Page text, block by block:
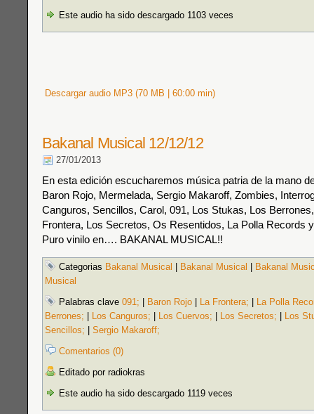
Este audio ha sido descargado 1103 veces
Descargar audio MP3 (70 MB | 60:00 min)
Bakanal Musical 12/12/12
27/01/2013
En esta edición escucharemos música patria de la mano
Baron Rojo, Mermelada, Sergio Makaroff, Zombies,
Canguros, Sencillos, Carol, 091, Los Stukas, Los
Frontera, Los Secretos, Os Resentidos, La Polla Records
Puro vinilo en…. BAKANAL MUSICAL!!
Categorias Bakanal Musical Bakanal Musical
Bakanal
Musical
Palabras clave 091; Baron Rojo La Frontera;
La Polla
Berrones;
Los Canguros; Los Cuervos; Los Secretos;
Los
Sencillos;
Sergio Makaroff;
Comentarios (0)
Editado por radiokras
Este audio ha sido descargado 1119 veces